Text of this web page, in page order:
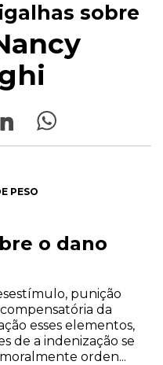
sobre
PESO
o dano
punição
da
esses elementos,
de a indenização se
orden...